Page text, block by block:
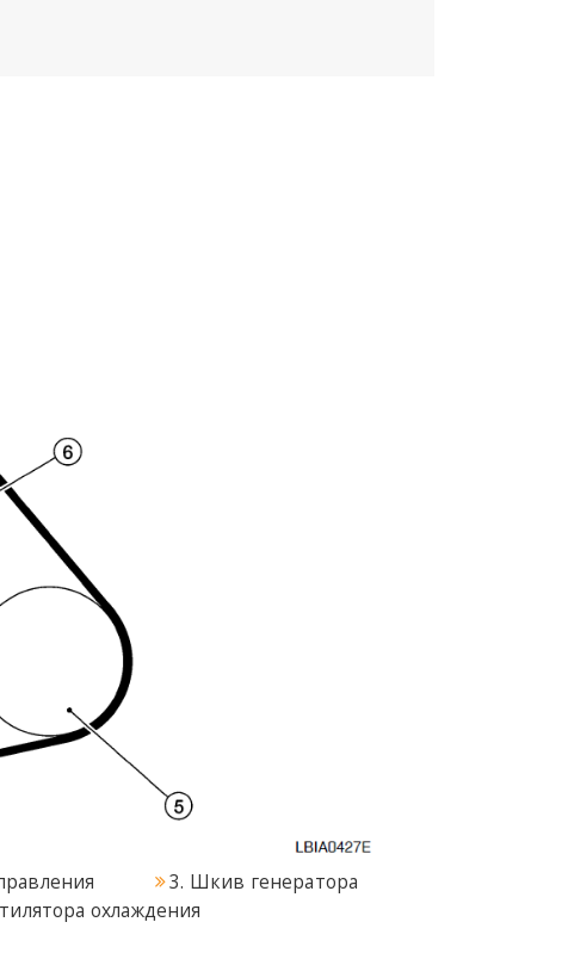
3. Шкив генератора
охлаждения